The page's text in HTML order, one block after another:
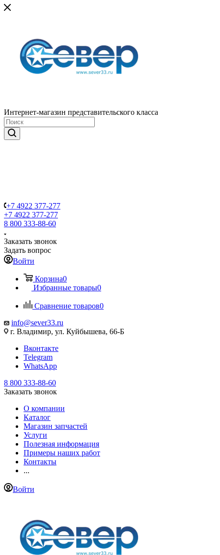
Интернет-магазин представительского класса
+7 4922 377-277
+7 4922 377-277
8 800 333-88-60
Заказать звонок
Задать вопрос
Войти
Корзина0
Избранные товары0
Сравнение товаров0
info@sever33.ru
г. Владимир, ул. Куйбышева, 66-Б
Вконтакте
Telegram
WhatsApp
8 800 333-88-60
Заказать звонок
О компании
Каталог
Магазин запчастей
Услуги
Полезная информация
Примеры наших работ
Контакты
...
Войти